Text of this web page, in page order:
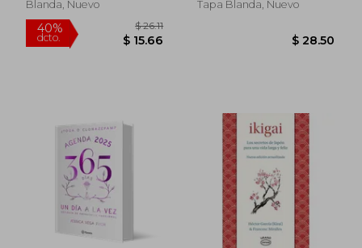
Blanda, Nuevo
Tapa Blanda, Nuevo